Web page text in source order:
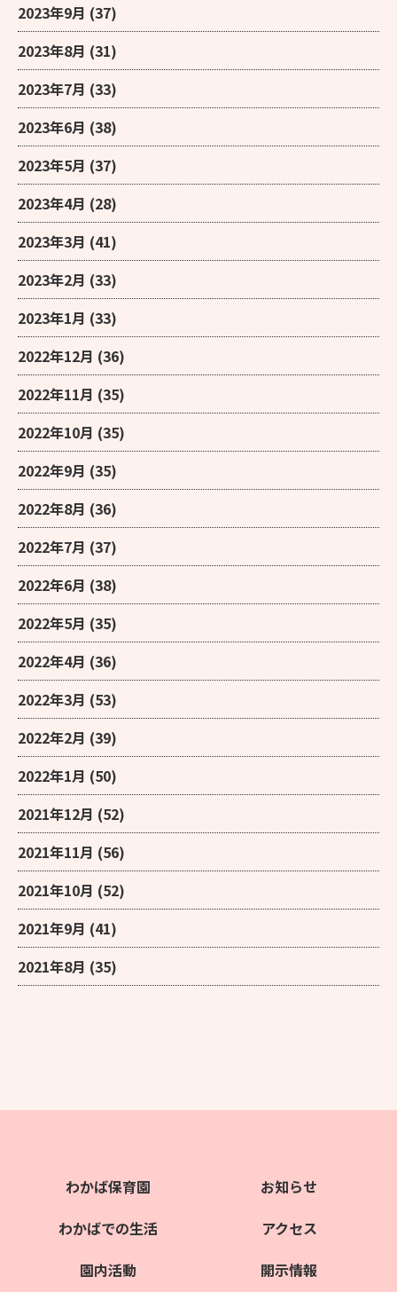
2023年9月 (37)
2023年8月 (31)
2023年7月 (33)
2023年6月 (38)
2023年5月 (37)
2023年4月 (28)
2023年3月 (41)
2023年2月 (33)
2023年1月 (33)
2022年12月 (36)
2022年11月 (35)
2022年10月 (35)
2022年9月 (35)
2022年8月 (36)
2022年7月 (37)
2022年6月 (38)
2022年5月 (35)
2022年4月 (36)
2022年3月 (53)
2022年2月 (39)
2022年1月 (50)
2021年12月 (52)
2021年11月 (56)
2021年10月 (52)
2021年9月 (41)
2021年8月 (35)
わかば保育園
わかばでの生活
園内活動
お知らせ
アクセス
開示情報